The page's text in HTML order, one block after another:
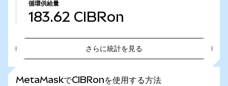
循環供給量
183.62 CIBRon
さらに統計を見る
MetaMaskでCIBRonを使用する方法